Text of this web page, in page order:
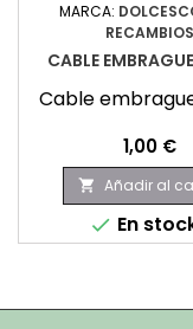
MARCA:
RECAMBIOS
CABLE
Cable
Precio
1,00 €
 Añadir al
 En